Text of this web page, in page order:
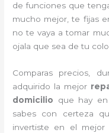
de funciones que
mucho mejor, te fijas
no te vaya a tomar
ojala que sea de tu
Comparas precios,
adquirido la mejor
domicilio
que hay
sabes con certeza
invertiste en el